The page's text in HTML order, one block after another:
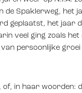
de Spaklerweg, het
geplaatst, het jaar
veel ging zoals het
persoonlijke
in haar woorden: